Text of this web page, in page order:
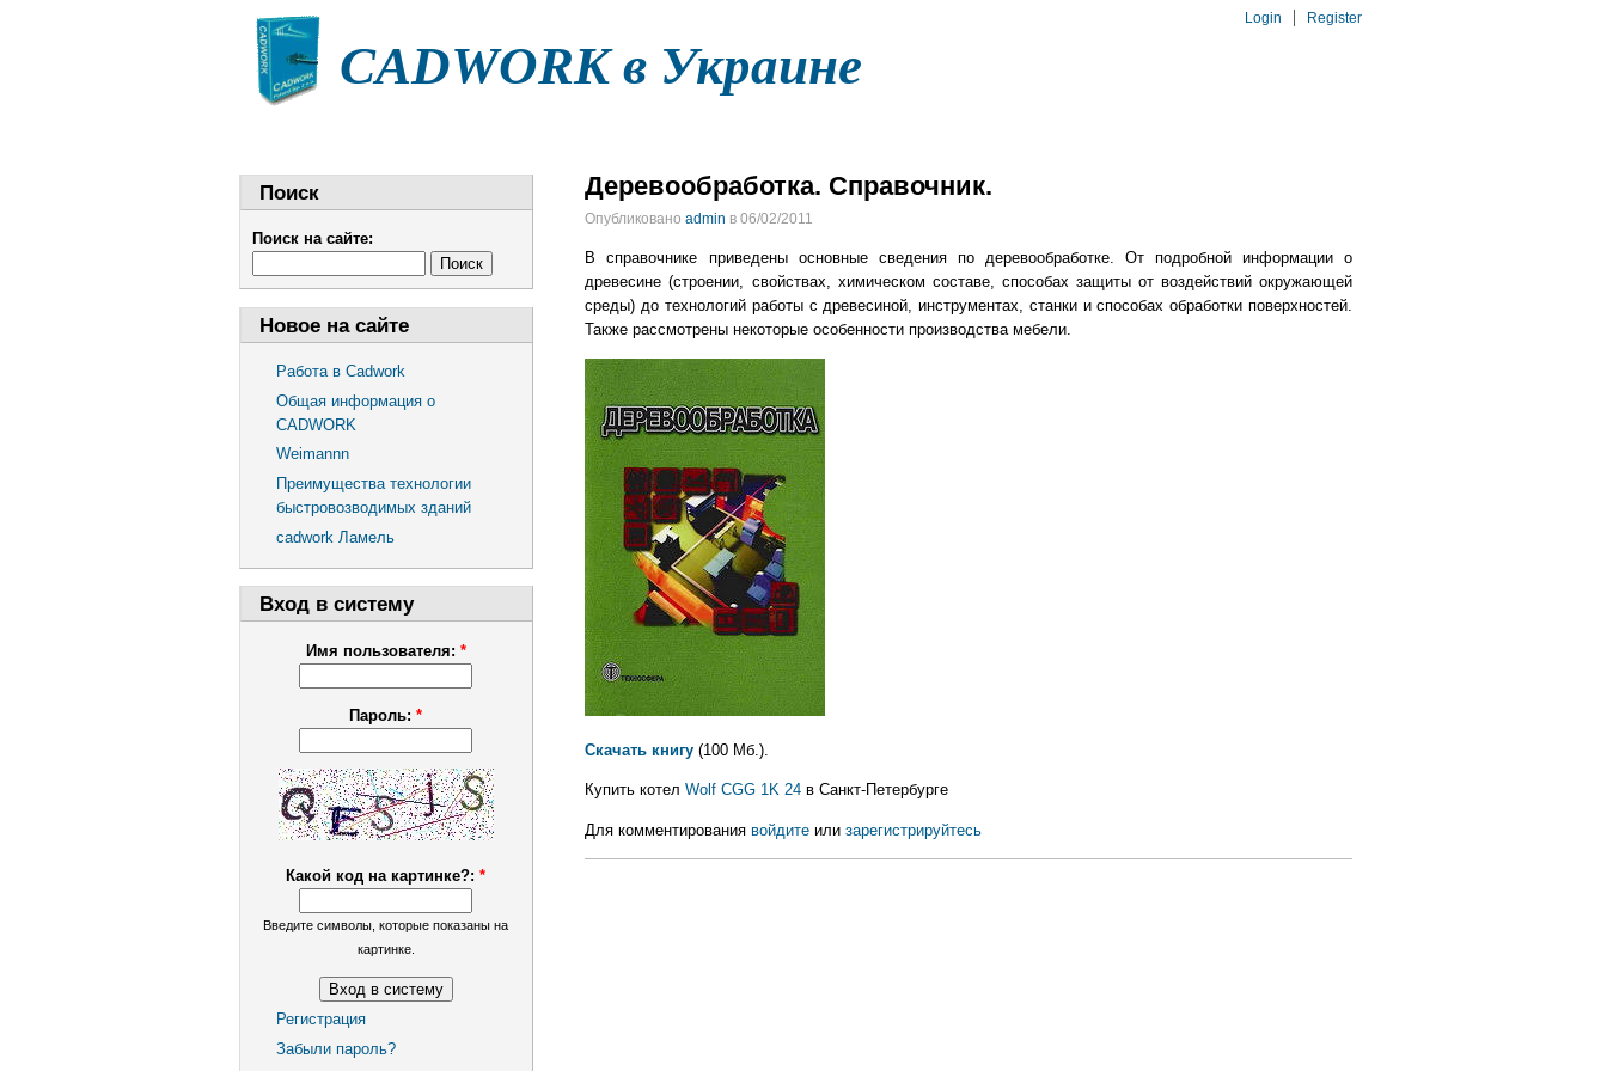
CADWORK в Украине
Login Register
Поиск
Поиск на сайте:
Новое на сайте
Работа в Cadwork
Общая информация о
CADWORK
Weimannn
Преимущества технологии
быстровозводимых зданий
cadwork Ламель
Вход в систему
Имя пользователя: *
Пароль:*
Какой код на картинке?:*
Введите символы, которые показаны на
картинке.
Регистрация
Забыли пароль?
Деревообработка. Справочник.
Опубликованоadmin в 06/02/2011
В справочнике приведены основные сведения по деревообработке. От подробной информации о
древесине (строении, свойствах, химическом составе, способах защиты от воздействий окружающей
среды) до технологий работы с древесиной, инструментах, станки и способах обработки поверхностей.
Также рассмотрены некоторые особенности производства мебели.
Скачать книгу (100 Мб.).
Купить котелWolf CGG 1K 24 в Санкт-Петербурге
Для комментированиявойдите илизарегистрируйтесь